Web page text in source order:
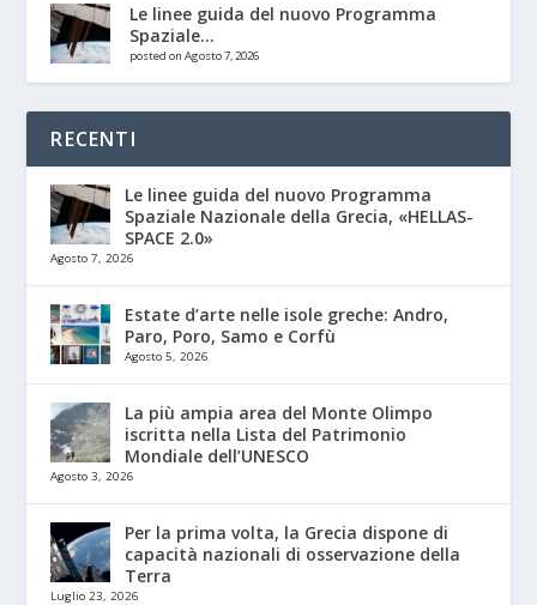
Le linee guida del nuovo Programma
Spaziale...
posted on Agosto 7, 2026
RECENTI
Le linee guida del nuovo Programma
Spaziale Nazionale della Grecia, «HELLAS-
SPACE 2.0»
Agosto 7, 2026
Estate d’arte nelle isole greche: Andro,
Paro, Poro, Samo e Corfù
Agosto 5, 2026
La più ampia area del Monte Olimpo
iscritta nella Lista del Patrimonio
Mondiale dell’UNESCO
Agosto 3, 2026
Per la prima volta, la Grecia dispone di
capacità nazionali di osservazione della
Terra
Luglio 23, 2026